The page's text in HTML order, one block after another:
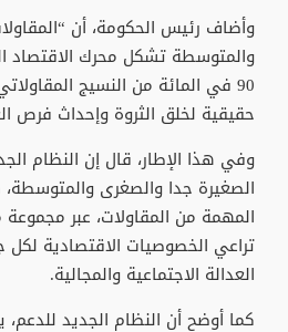
وأضاف رئيس الحكومة، أن
والمتوسطة تشكل محرك الاقتصاد
90 في المائة من النسيج
حقيقية لخلق الثروة وإحداث فرص
وفي هذا الإطار، قال إن النظام
الصغيرة جدا والصغرى
المهمة من المقاولات، عبر مجموعة
تراعي الخصوصيات الاقتصادية
العدالة الاجتماعية والمجالية.
كما أوضح أن النظام الجديد للدعم،